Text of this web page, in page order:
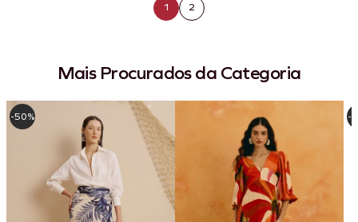
1 2
Mais Procurados da Categoria
-50% -